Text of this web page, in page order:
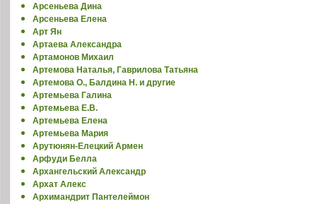
Арсеньева Дина
Арсеньева Елена
Арт Ян
Артаева Александра
Артамонов Михаил
Артемова Наталья, Гаврилова Татьяна
Артемова О., Балдина Н. и другие
Артемьева Галина
Артемьева Е.В.
Артемьева Елена
Артемьева Мария
Арутюнян-Елецкий Армен
Арфуди Белла
Архангельский Александр
Архат Алекс
Архимандрит Пантелеймон